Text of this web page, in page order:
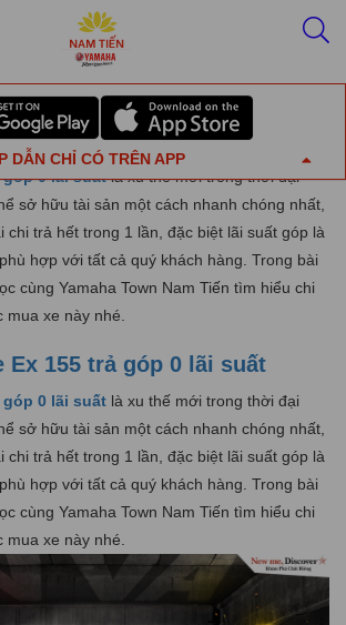
DẪN CHỈ CÓ TRÊN APP
xe Ex 155 trả góp 0 lãi suất
góp 0 lãi suấtlà xu thế mới trong thời đại
sở hữu tài sản một cách nhanh chóng nhất,
chi trả hết trong 1 lần, đặc biệt lãi suất góp là
hợp với tất cả quý khách hàng. Trong bài
cùng Yamaha Town Nam Tiến tìm hiểu chi
xe này nhé.
Ex 155 trả góp 0 lãi suất
góp 0 lãi suất là xu thế mới trong thời đại
sở hữu tài sản một cách nhanh chóng nhất,
chi trả hết trong 1 lần, đặc biệt lãi suất góp là
hợp với tất cả quý khách hàng. Trong bài
cùng Yamaha Town Nam Tiến tìm hiểu chi
xe này nhé.